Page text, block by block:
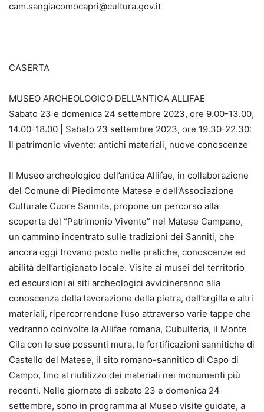
cam.sangiacomocapri@cultura.gov.it
CASERTA
MUSEO ARCHEOLOGICO DELL’ANTICA ALLIFAE
Sabato 23 e domenica 24 settembre 2023, ore 9.00-13.00,
14.00-18.00 | Sabato 23 settembre 2023, ore 19.30-22.30:
Il patrimonio vivente: antichi materiali, nuove conoscenze
Il Museo archeologico dell’antica Allifae, in collaborazione
del Comune di Piedimonte Matese e dell’Associazione
Culturale Cuore Sannita, propone un percorso alla
scoperta del “Patrimonio Vivente” nel Matese Campano,
un cammino incentrato sulle tradizioni dei Sanniti, che
ancora oggi trovano posto nelle pratiche, conoscenze ed
abilità dell’artigianato locale. Visite ai musei del territorio
ed escursioni ai siti archeologici avvicineranno alla
conoscenza della lavorazione della pietra, dell’argilla e altri
materiali, ripercorrendone l’uso attraverso varie tappe che
vedranno coinvolte la Allifae romana, Cubulteria, il Monte
Cila con le sue possenti mura, le fortificazioni sannitiche di
Castello del Matese, il sito romano-sannitico di Capo di
Campo, fino al riutilizzo dei materiali nei monumenti più
recenti. Nelle giornate di sabato 23 e domenica 24
settembre, sono in programma al Museo visite guidate, a